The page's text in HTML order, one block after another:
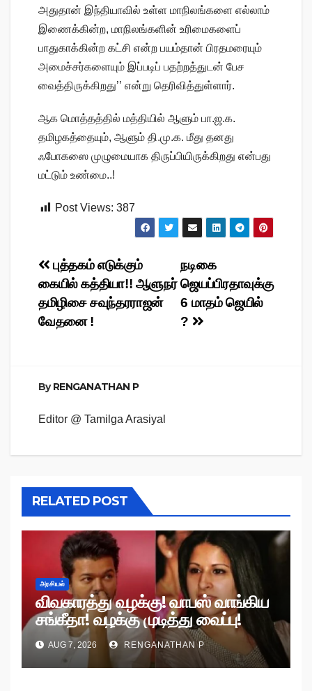
அதுதான் இந்தியாவில் உள்ள மாநிலங்களை எல்லாம்
இணைக்கின்ற, மாநிலங்களின் உரிமைகளைப்
பாதுகாக்கின்ற கட்சி என்ற பயம்தான் பிரதமரையும்
அமைச்சர்களையும் இப்படிப் பதற்றத்துடன் பேச
வைத்திருக்கிறது’’ என்று தெரிவித்துள்ளார்.
ஆக மொத்தத்தில் மத்தியில் ஆளும் பா.ஜ.க.
தமிழகத்தையும், ஆளும் தி.மு.க. மீது தனது
ஃபோகஸை முழுமையாக திருப்பியிருக்கிறது என்பது
மட்டும் உண்மை..!
Post Views: 387
Post
navigation
நடிகை
ஜெயப்பிரதாவுக்கு
6 மாதம் ஜெயில்
?
புத்தகம் எடுக்கும்
கையில் கத்தியா!! ஆளுநர்
தமிழிசை சவுந்தரராஜன்
வேதனை !
ByRENGANATHAN P
Editor @ Tamilga Arasiyal
RELATED POST
அரசியல்
விவகாரத்து வழக்கு! வாபஸ் வாங்கிய
சங்கீதா! வழக்கு முடித்து வைப்பு!
AUG 7, 2026 RENGANATHAN P